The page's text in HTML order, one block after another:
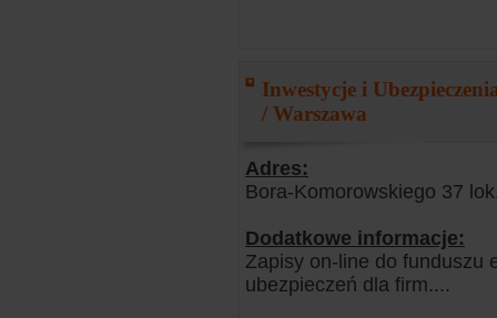
Inwestycje i
/ Warszawa
Adres:
Bora-Komorowskiego 37
Dodatkowe informacje:
Zapisy on-line do funduszu
ubezpieczeń dla firm....